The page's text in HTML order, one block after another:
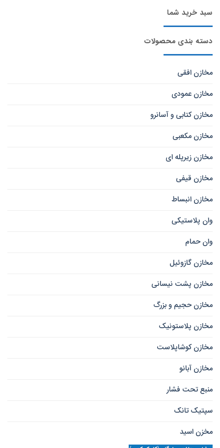
سبد خرید شما
دسته بندی محصولات
مخازن افقی
مخازن عمودی
مخازن کتابی و آسانرو
مخازن مکعبی
مخازن زیرپله ای
مخازن قیفی
مخازن انبساط
وان پلاستیکی
وان حمام
مخازن گازوئیل
مخازن پشت نیسانی
مخازن حجیم و بزرگ
مخازن پلاستونیک
مخازن کوشاپلاست
مخازن آبانو
منبع تحت فشار
سپتیک تانک
مخزن اسید